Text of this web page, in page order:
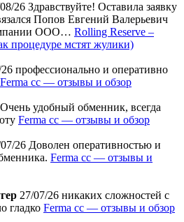
26 Здравствуйте! Оставила заявку
Попов Евгений Валерьевич
ООО… Rolling Reserve –
мстят жулики)
профессионально и оперативно
Ferma cc — отзывы и обзор
Очень удобный обменник, всегда
Ferma cc — отзывы и обзор
26 Доволен оперативностью и
Ferma cc — отзывы и
27/07/26 никаких сложностей с
гладко Ferma cc — отзывы и обзор